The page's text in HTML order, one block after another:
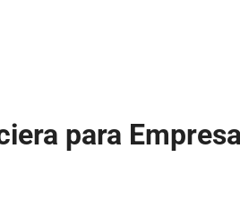
para